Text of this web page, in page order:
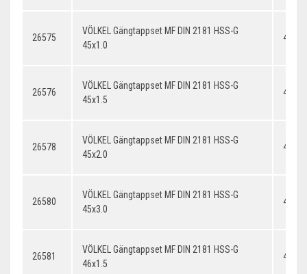
26575
VÖLKEL Gängtappset MF DIN 2181 HSS-G
45x1.0
26576
VÖLKEL Gängtappset MF DIN 2181 HSS-G
45x1.5
26578
VÖLKEL Gängtappset MF DIN 2181 HSS-G
45x2.0
26580
VÖLKEL Gängtappset MF DIN 2181 HSS-G
45x3.0
26581
VÖLKEL Gängtappset MF DIN 2181 HSS-G
46x1.5